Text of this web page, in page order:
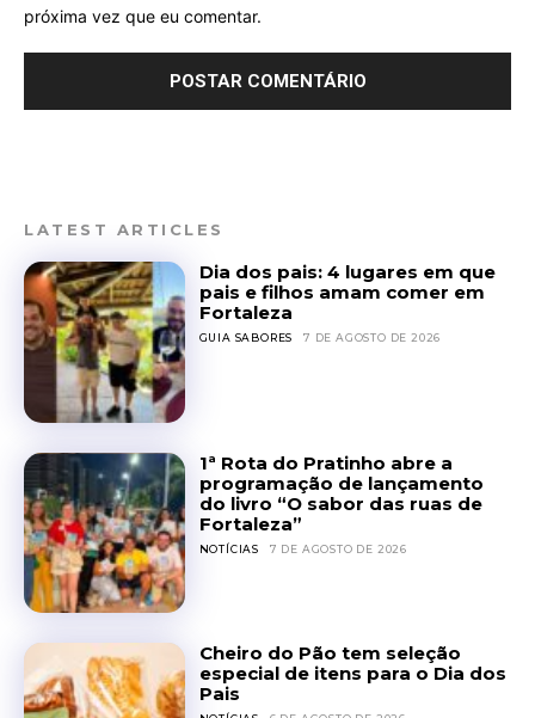
próxima vez que eu comentar.
LATEST ARTICLES
Dia dos pais: 4 lugares em que
pais e filhos amam comer em
Fortaleza
GUIA SABORES 7 DE AGOSTO DE 2026
1ª Rota do Pratinho abre a
programação de lançamento
do livro “O sabor das ruas de
Fortaleza”
NOTÍCIAS 7 DE AGOSTO DE 2026
Cheiro do Pão tem seleção
especial de itens para o Dia dos
Pais